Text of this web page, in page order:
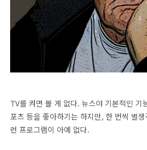
TV를 켜면 볼 게 없다. 뉴스야 기본적인 기
포츠 등을 좋아하기는 하지만, 한 번씩 별
런 프로그램이 아예 없다.